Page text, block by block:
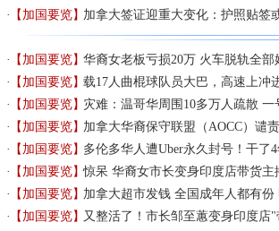
【加国要览】加拿大签证迎重大变化：护照贴签
【加国要览】华裔女老板亏损20万 火车脱轨全部
【加国要览】载17人曲棍球队员大巴，高速上冲
【加国要览】灾难：温哥华周围10多万人疏散 一
【加国要览】加拿大华裔保守联盟（AOCC）谴
【加国要览】多伦多华人遭Uber永久封号！干了
【加国要览】惊呆 华裔女市长变身印度店带货
【加国要览】加拿大超市发钱 全国成年人都有份
【加国要览】 又整活了！市长邹至蕙变身印度店